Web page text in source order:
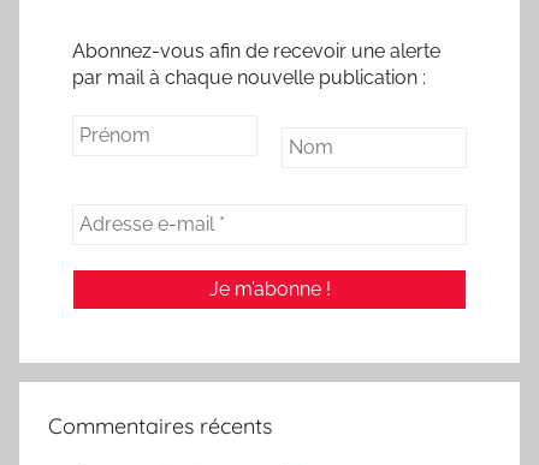
Abonnez-vous afin de recevoir une alerte
par mail à chaque nouvelle publication :
Commentaires récents